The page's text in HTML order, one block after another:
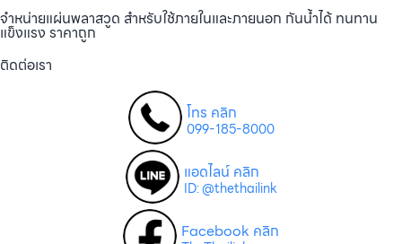
จำหน่ายแผ่นพลาสวูด สำหรับใช้ภายในและภายนอก กันน้ำได้ ทนทาน
แข็งแรง ราคาถูก
ติดต่อเรา
โทร คลิก
099-185-8000
แอดไลน์ คลิก
ID: @thethailink
Facebook คลิก